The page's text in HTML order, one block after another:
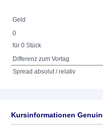
Geld
0
für 0 Stück
Differenz zum Vortag
Spread absolut / relativ
Kursinformationen